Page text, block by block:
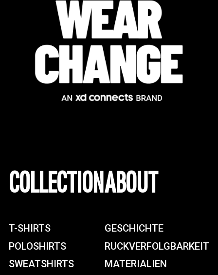
COLLECTION
T-SHIRTS
POLOSHIRTS
SWEATSHIRTS
ABOUT
GESCHICHTE
RUCKVERFOLGBARKEIT
MATERIALIEN